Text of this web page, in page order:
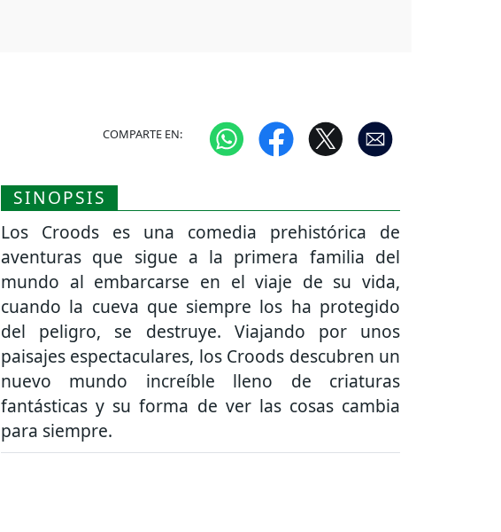
COMPARTE EN:
SINOPSIS
Los Croods es una comedia prehistórica de
aventuras que sigue a la primera familia del
mundo al embarcarse en el viaje de su vida,
cuando la cueva que siempre los ha protegido
del peligro, se destruye. Viajando por unos
paisajes espectaculares, los Croods descubren un
nuevo mundo increíble lleno de criaturas
fantásticas y su forma de ver las cosas cambia
para siempre.